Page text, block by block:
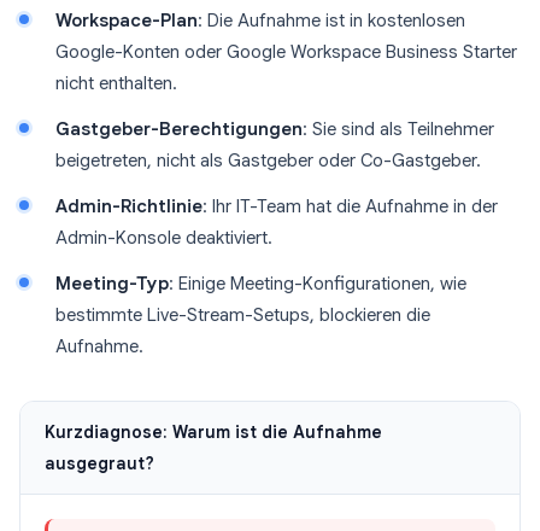
Workspace-Plan: Die Aufnahme ist in kostenlosen
Google-Konten oder Google Workspace Business Starter
nicht enthalten.
Gastgeber-Berechtigungen: Sie sind als Teilnehmer
beigetreten, nicht als Gastgeber oder Co-Gastgeber.
Admin-Richtlinie: Ihr IT-Team hat die Aufnahme in der
Admin-Konsole deaktiviert.
Meeting-Typ: Einige Meeting-Konfigurationen, wie
bestimmte Live-Stream-Setups, blockieren die
Aufnahme.
Kurzdiagnose: Warum ist die Aufnahme
ausgegraut?